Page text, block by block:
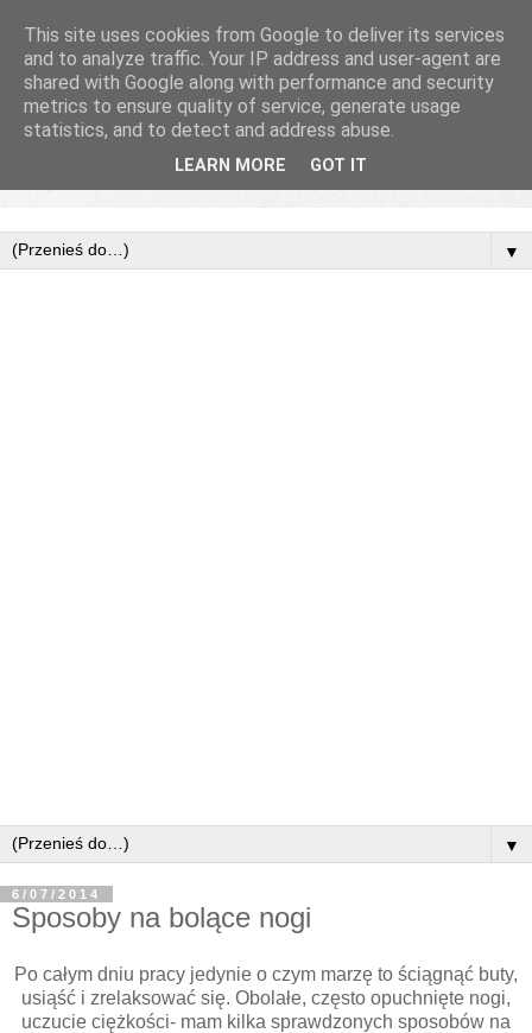
▼
▼
6/07/2014
Sposoby na bolące nogi
Po całym dniu pracy jedynie o czym marzę to ściągnąć buty,
usiąść i zrelaksować się. Obolałe, często opuchnięte nogi,
uczucie ciężkości- mam kilka sprawdzonych sposobów na
This site uses cookies from Google to deliver its services
and to analyze traffic. Your IP address and user-agent are
shared with Google along with performance and security
metrics to ensure quality of service, generate usage
statistics, and to detect and address abuse.
LEARN MORE GOT IT